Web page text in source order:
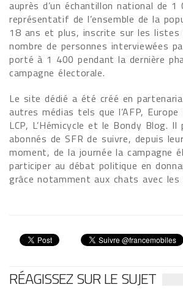
auprès d’un échantillon national de 1
représentatif de l’ensemble de la
18 ans et plus, inscrite sur les listes
nombre de personnes interviewées
porté à 1 400 pendant la dernière
campagne électorale.
Le site dédié a été créé en
autres médias tels que l’AFP,
LCP, L’Hémicycle et le Bondy Blog.
abonnés de SFR de suivre, depuis
moment, de la journée la campagne
participer au débat politique en
grâce notamment aux chats avec les
RÉAGISSEZ SUR LE SUJET